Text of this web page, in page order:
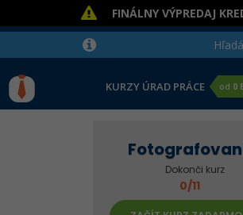
FINÁLNY VÝPREDAJ
KURZY ÚRAD PRÁCE od 0
Dokonči kurz
0/11